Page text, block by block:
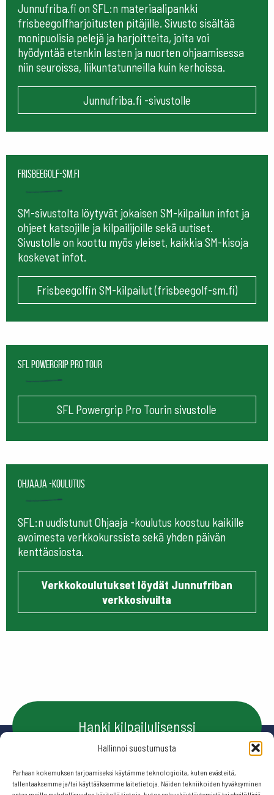
Hallinnoi suostumusta
Parhaan kokemuksen tarjoamiseksi käytämme teknologioita, kuten evästeitä,
tallentaaksemme ja/tai käyttääksemme laitetietoja. Näiden tekniikoiden hyväksyminen
Junnufriba.fi on SFL:n materiaalipankki
frisbeegolfharjoitusten pitäjille. Sivusto sisältää
monipuolisia pelejä ja harjoitteita, joita voi
hyödyntää etenkin lasten ja nuorten ohjaamisessa
niin seuroissa, liikuntatunneilla kuin kerhoissa.
Junnufriba.fi -sivustolle
frisbeegolf-sm.fi
SM-sivustolta löytyvät jokaisen SM-kilpailun infot ja
ohjeet katsojille ja kilpailijoille sekä uutiset.
Sivustolle on koottu myös yleiset, kaikkia SM-kisoja
koskevat infot.
Frisbeegolfin SM-kilpailut (frisbeegolf-sm.fi)
SFL Powergrip Pro Tour
SFL Powergrip Pro Tourin sivustolle
Ohjaaja -koulutus
SFL:n uudistunut Ohjaaja -koulutus koostuu kaikille
avoimesta verkkokurssista sekä yhden päivän
kenttäosiosta.
Verkkokoulutukset löydät Junnufriban
verkkosivuilta
Hanki kilpailulisenssi
Ota yhteyttä